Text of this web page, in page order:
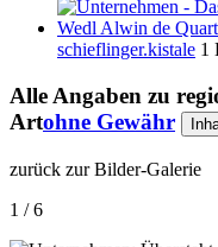
schieflinger.kistale 1
Alle Angaben zu
Artohne Gewähr
zurück zur Bilder-Galerie
1 / 6